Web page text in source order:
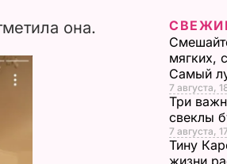
она.
мягких,
Самый
7 августа,
Три
свеклы
7 августа,
Тину
жизни